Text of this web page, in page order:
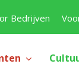
Bedrijven